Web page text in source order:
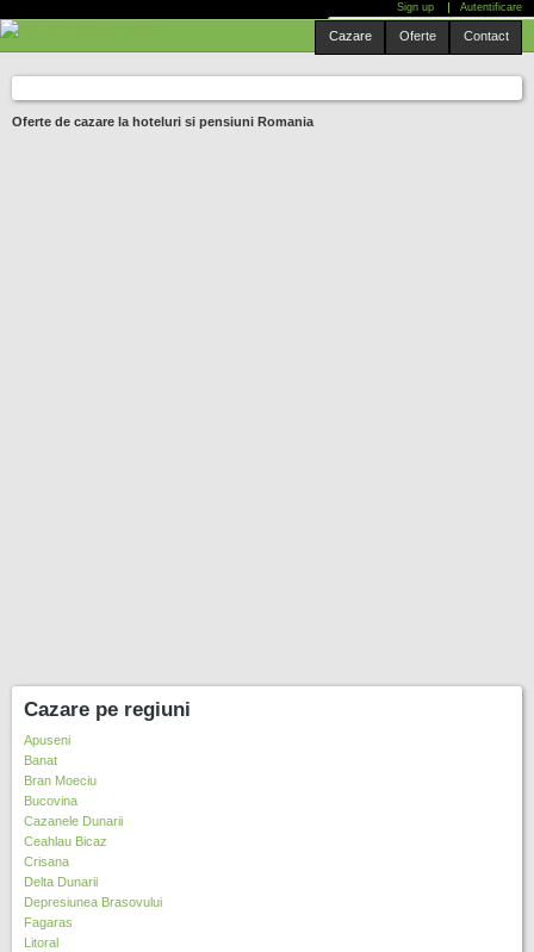
Sign up Autentificare
Cauta localitate:
Cazare Oferte Contact
Oferte de cazare la hoteluri si pensiuni Romania
Cazare pe regiuni
Apuseni
Banat
Bran Moeciu
Bucovina
Cazanele Dunarii
Ceahlau Bicaz
Crisana
Delta Dunarii
Depresiunea Brasovului
Fagaras
Litoral